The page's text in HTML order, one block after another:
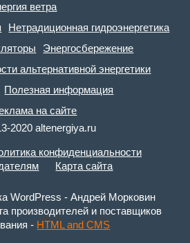
ветра
Нетрадиционная гидроэнергетика
Энергосбережение
альтернативной энергетики
Полезная информация
на сайте
2020 altenergiya.ru
конфиденциальности
Карта сайта
WordPress - Андрей Морковин
производителей и поставщиков
- HTML and CMS